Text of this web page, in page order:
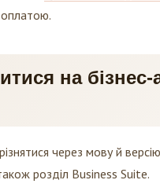
на бізнес-
через мову й
розділ Business Suite.